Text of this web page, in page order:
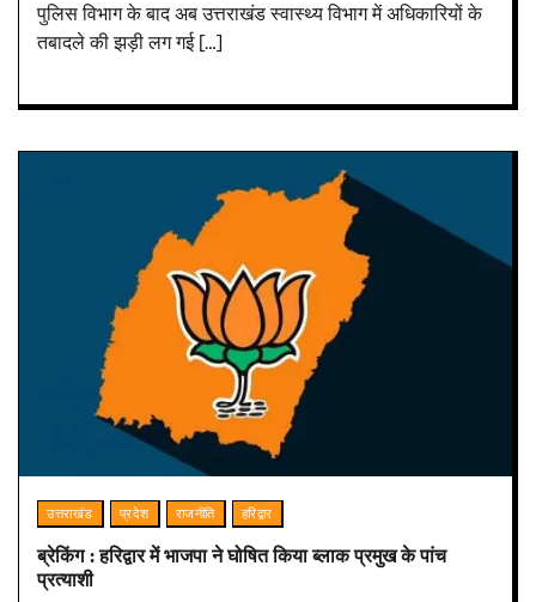
पुलिस विभाग के बाद अब उत्तराखंड स्वास्थ्य विभाग में अधिकारियों के
तबादले की झड़ी लग गई […]
उत्तराखंड प्रदेश राजनीति हरिद्वार
ब्रेकिंग : हरिद्वार में भाजपा ने घोषित किया ब्लाक प्रमुख के पांच
प्रत्याशी